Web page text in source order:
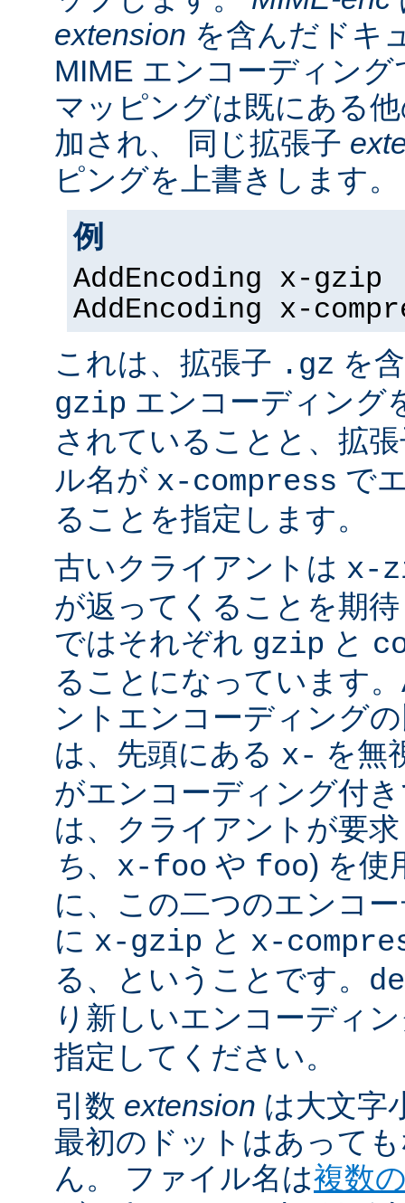
extension を含んだドキ
MIME エンコーディン
マッピングは既にある
加され、 同じ拡張子
ピングを上書きします。
例
AddEncoding x-gzip
AddEncoding x-
これは、拡張子 .gz を
gzip エンコーディング
されていることと、拡
ル名が x-compress で
ることを指定します。
古いクライアントは x-
が返ってくることを期
ではそれぞれ gzip と
ることになっています
ントエンコーディング
は、先頭にある x- を無
がエンコーディング付
は、クライアントが要
ち、 x-foo や foo) を使
に、この二つのエンコ
に x-gzip と x-
る、ということです。
り新しいエンコーディ
指定してください。
引数 extension は大文字
最初のドットはあって
ん。 ファイル名は複数